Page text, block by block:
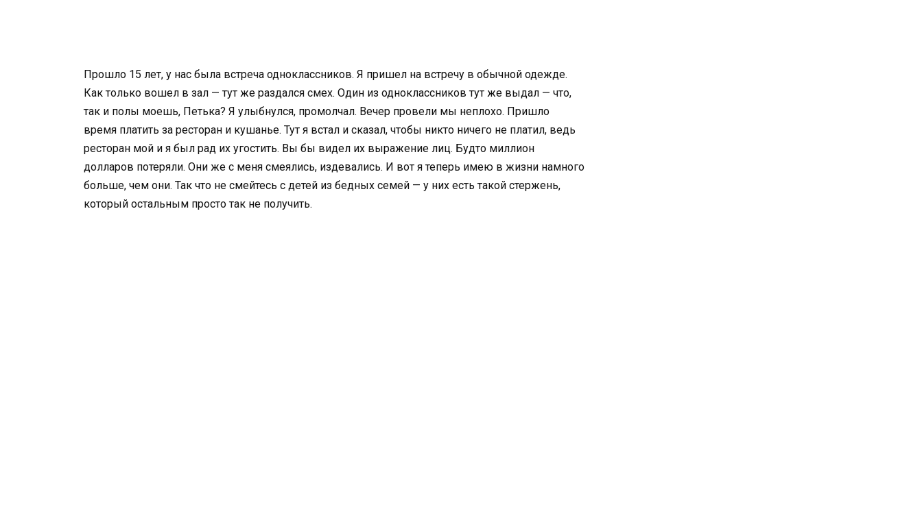
Прошло 15 лет, у нас была встреча одноклассников. Я пришел на встречу в обычной одежде.
Как только вошел в зал — тут же раздался смех. Один из одноклассников тут же выдал — что,
так и полы моешь, Петька? Я улыбнулся, промолчал. Вечер провели мы неплохо. Пришло
время платить за ресторан и кушанье. Тут я встал и сказал, чтобы никто ничего не платил, ведь
ресторан мой и я был рад их угостить. Вы бы видел их выражение лиц. Будто миллион
долларов потеряли. Они же с меня смеялись, издевались. И вот я теперь имею в жизни намного
больше, чем они. Так что не смейтесь с детей из бедных семей — у них есть такой стержень,
который остальным просто так не получить.